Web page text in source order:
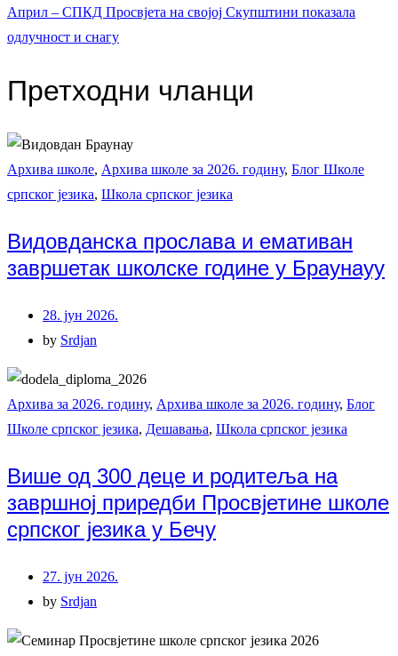
Април – СПКД Просвјета на својој Скупштини показала
одлучност и снагу
Претходни чланци
Архива школе, Архива школе за 2026. годину, Блог Школе
српског језика, Школа српског језика
Видовданска прослава и емативан
завршетак школске године у Браунауу
28. јун 2026.
by Srdjan
Архива за 2026. годину, Архива школе за 2026. годину, Блог
Школе српског језика, Дешавања, Школа српског језика
Више од 300 деце и родитеља на
завршној приредби Просвјетине школе
српског језика у Бечу
27. јун 2026.
by Srdjan